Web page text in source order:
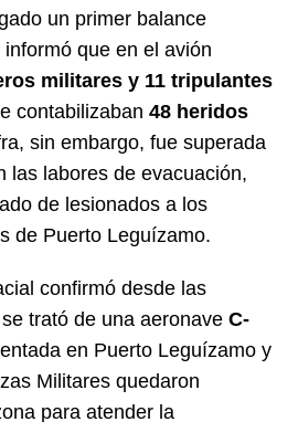
un primer balance
que en el avión
militares y 11 tripulantes
contabilizaban 48 heridos
sin embargo, fue superada
las labores de evacuación,
de lesionados a los
de Puerto Leguízamo.
confirmó desde las
trató de una aeronave C-
en Puerto Leguízamo y
Militares quedaron
para atender la